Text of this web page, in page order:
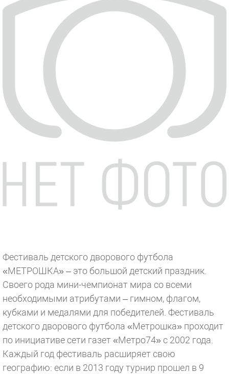
Фестиваль детского дворового футбола
«МЕТРОШКА» – это большой детский праздник.
Своего рода мини-чемпионат мира со всеми
необходимыми атрибутами – гимном, флагом,
кубками и медалями для победителей. Фестиваль
детского дворового футбола «Метрошка» проходит
по инициативе сети газет «Метро74» с 2002 года.
Каждый год фестиваль расширяет свою
географию: если в 2013 году турнир прошел в 9